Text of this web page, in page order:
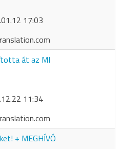
17:03
át az MI
11:34
+ MEGHÍVÓ